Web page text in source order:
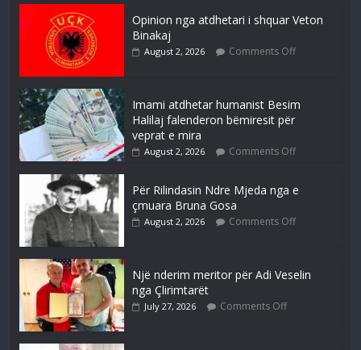
Opinion nga atdhetari i shquar Veton
Binakaj
August 2, 2026 Comments Off
Imami atdhetar humanist Besim
Halilaj falenderon bëmiresit për
veprat e mira
August 2, 2026 Comments Off
Për Rilindasin Ndre Mjeda nga e
çmuara Bruna Gosa
August 2, 2026 Comments Off
Një nderim meritor për Adi Veselin
nga Çlirimtarët
July 27, 2026 Comments Off